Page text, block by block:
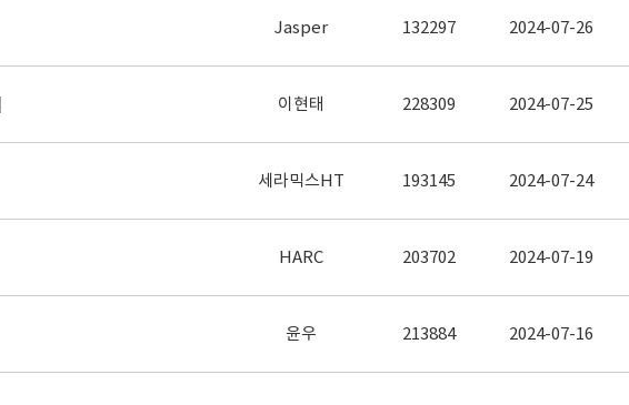
Jasper 132297 2024-07-26
이현태 228309 2024-07-25
세라믹스HT 193145 2024-07-24
HARC 203702 2024-07-19
윤우 213884 2024-07-16